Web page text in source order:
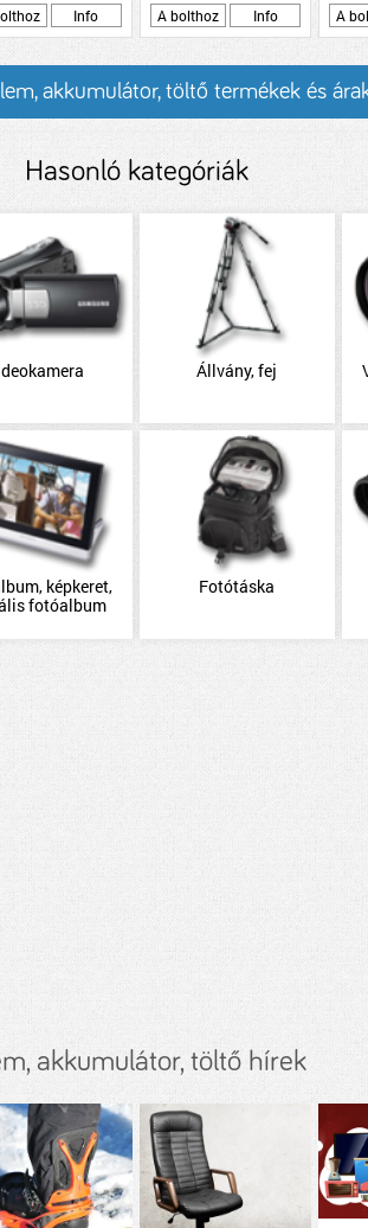
Info
A bolthoz
Info
A
akkumulátor, töltő termékek és
Hasonló kategóriák
Állvány, fej
képkeret,
fotóalbum
Fotótáska
akkumulátor, töltő hírek